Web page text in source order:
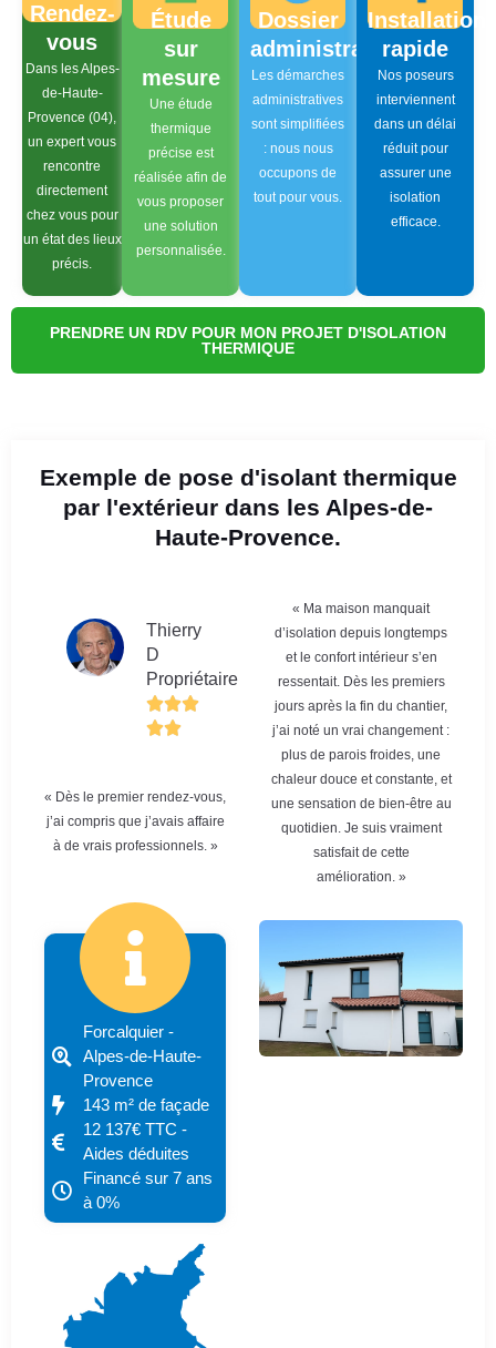
Rendez-
vous
Dans les Alpes-
de-Haute-
Provence (04),
un expert vous
rencontre
directement
chez vous pour
un état des lieux
précis.
Étude
sur
mesure
Une étude
thermique
précise est
réalisée afin de
vous proposer
une solution
personnalisée.
Dossier
administratif
Les démarches
administratives
sont simplifiées
: nous nous
occupons de
tout pour vous.
Installation
rapide
Nos poseurs
interviennent
dans un délai
réduit pour
assurer une
isolation
efficace.
PRENDRE UN RDV POUR MON PROJET D'ISOLATION
THERMIQUE
Exemple de pose d'isolant thermique
par l'extérieur dans les Alpes-de-
Haute-Provence.
Thierry
D
Propriétaire
« Dès le premier rendez-vous,
j’ai compris que j’avais affaire
à de vrais professionnels. »
Forcalquier -
Alpes-de-Haute-
Provence
143 m² de façade
12 137€ TTC -
Aides déduites
Financé sur 7 ans
à 0%
« Ma maison manquait
d’isolation depuis longtemps
et le confort intérieur s’en
ressentait. Dès les premiers
jours après la fin du chantier,
j’ai noté un vrai changement :
plus de parois froides, une
chaleur douce et constante, et
une sensation de bien-être au
quotidien. Je suis vraiment
satisfait de cette
amélioration. »